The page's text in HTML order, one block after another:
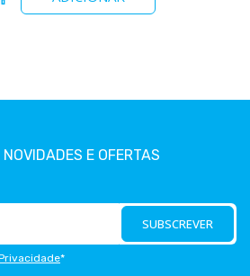
E OFERTAS
SUBSCREVER
*